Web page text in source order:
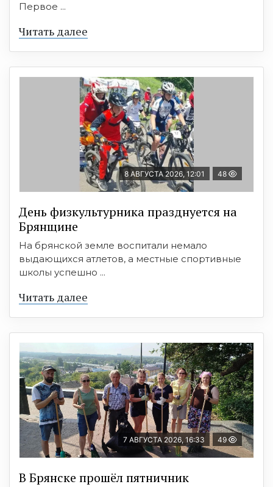
Первое ...
Читать далее
8 АВГУСТА 2026, 12:01 48
День физкультурника празднуется на
Брянщине
На брянской земле воспитали немало
выдающихся атлетов, а местные спортивные
школы успешно ...
Читать далее
7 АВГУСТА 2026, 16:33 49
В Брянске прошёл пятничник